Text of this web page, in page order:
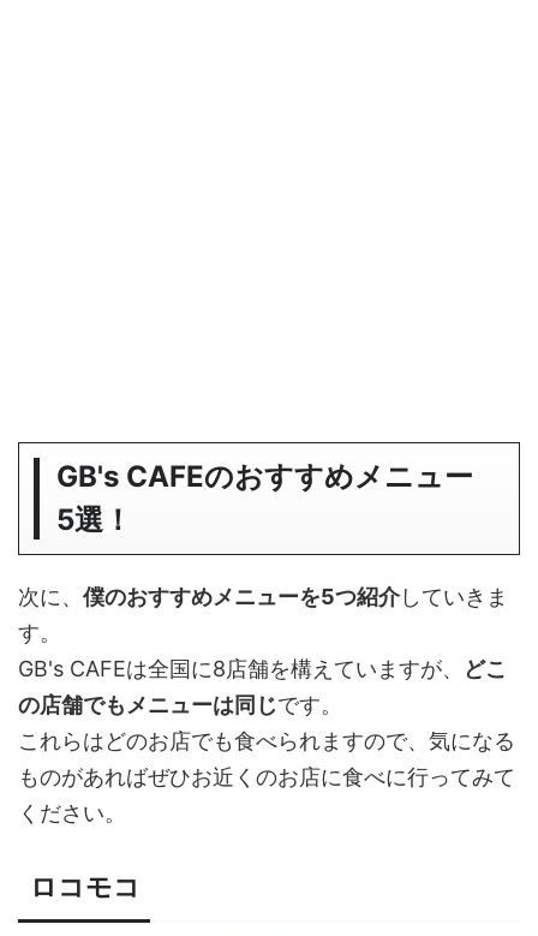
GB's CAFEのおすすめメニュー
5選！
次に、 僕のおすすめメニューを5つ紹介していきま
す。
GB's CAFEは全国に8店舗を構えていますが、
どこ
の店舗でもメニューは同じです。
これらはどのお店でも食べられますので、気になる
ものがあればぜひお近くのお店に食べに行ってみて
ください。
ロコモコ